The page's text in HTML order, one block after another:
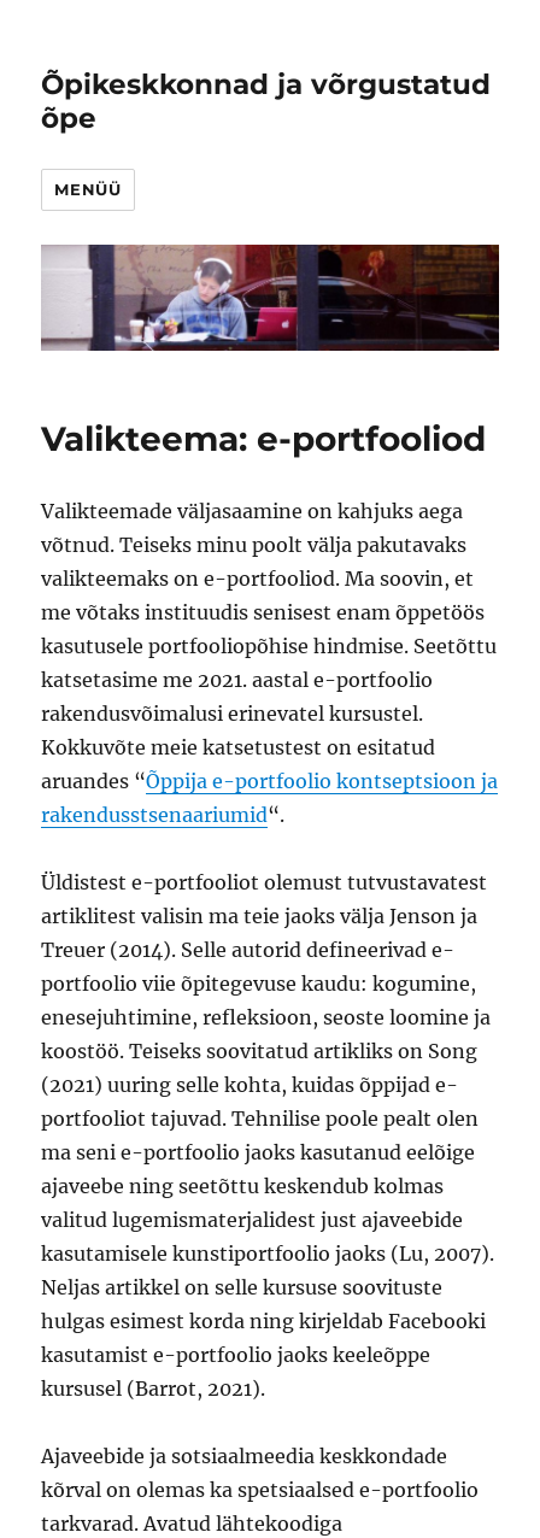
Õpikeskkonnad ja võrgustatud
õpe
MENÜÜ
Valikteema: e-portfooliod
Valikteemade väljasaamine on kahjuks aega
võtnud. Teiseks minu poolt välja pakutavaks
valikteemaks on e-portfooliod. Ma soovin, et
me võtaks instituudis senisest enam õppetöös
kasutusele portfooliopõhise hindmise. Seetõttu
katsetasime me 2021. aastal e-portfoolio
rakendusvõimalusi erinevatel kursustel.
Kokkuvõte meie katsetustest on esitatud
aruandes “Õppija e-portfoolio kontseptsioon ja
rakendusstsenaariumid“.
Üldistest e-portfooliot olemust tutvustavatest
artiklitest valisin ma teie jaoks välja Jenson ja
Treuer (2014). Selle autorid defineerivad e-
portfoolio viie õpitegevuse kaudu: kogumine,
enesejuhtimine, refleksioon, seoste loomine ja
koostöö. Teiseks soovitatud artikliks on Song
(2021) uuring selle kohta, kuidas õppijad e-
portfooliot tajuvad. Tehnilise poole pealt olen
ma seni e-portfoolio jaoks kasutanud eelõige
ajaveebe ning seetõttu keskendub kolmas
valitud lugemismaterjalidest just ajaveebide
kasutamisele kunstiportfoolio jaoks (Lu, 2007).
Neljas artikkel on selle kursuse soovituste
hulgas esimest korda ning kirjeldab Facebooki
kasutamist e-portfoolio jaoks keeleõppe
kursusel (Barrot, 2021).
Ajaveebide ja sotsiaalmeedia keskkondade
kõrval on olemas ka spetsiaalsed e-portfoolio
tarkvarad. Avatud lähtekoodiga